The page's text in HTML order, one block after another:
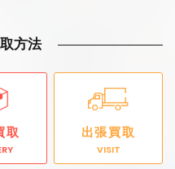
方法
取 出張買取
VISIT